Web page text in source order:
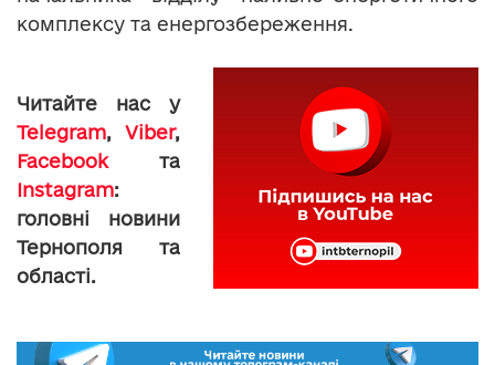
комплексу та енергозбереження.
Читайте нас у
Telegram, Viber,
Facebookта
Instagram:
головні новини
Тернополя та
області.